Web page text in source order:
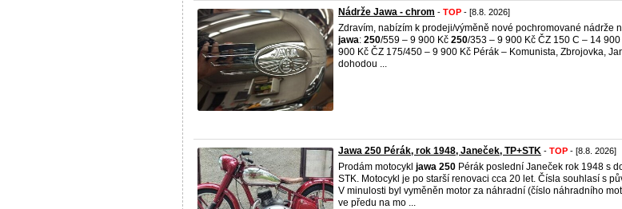
Nádrže Jawa - chrom - TOP - [8.8. 2026]
Zdravím, nabízím k prodeji/výměně nové pochromované nádrže
jawa: 250/559 – 9 900 Kč 250/353 – 9 900 Kč ČZ 150 C – 14
900 Kč ČZ 175/450 – 9 900 Kč Pérák – Komunista, Zbrojovka,
dohodou ...
Jawa 250 Pérák, rok 1948, Janeček, TP+STK - TOP - [8.8. 2026]
Prodám motocykl jawa 250 Pérák poslední Janeček rok 1948 s
STK. Motocykl je po starší renovaci cca 20 let. Čísla souhlasí s
V minulosti byl vyměněn motor za náhradní (číslo náhradního
ve předu na mo ...